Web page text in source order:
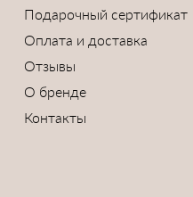
Подарочный сертификат
Оплата и доставка
Отзывы
О бренде
Контакты